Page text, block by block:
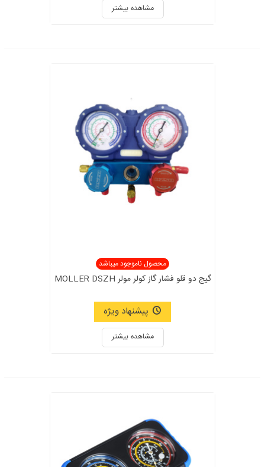
مشاهده بیشتر
محصول ناموجود میباشد
گیج دو قلو فشار گاز کولر مولر MOLLER DSZH
پیشنهاد ویژه
مشاهده بیشتر